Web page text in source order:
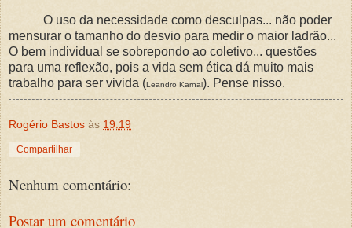
O uso da necessidade como desculpas... não poder
mensurar o tamanho do desvio para medir o maior ladrão...
O bem individual se sobrepondo ao coletivo... questões
para uma reflexão, pois a vida sem ética dá muito mais
trabalho para ser vivida (Leandro Karnal). Pense nisso.
Rogério Bastos às 19:19
Compartilhar
Nenhum comentário:
Postar um comentário